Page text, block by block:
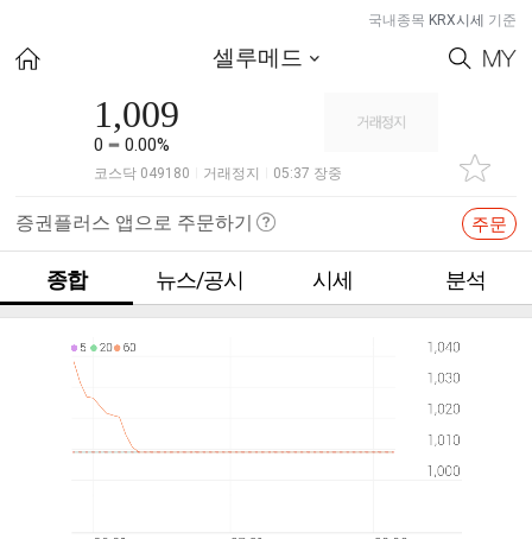
국내종목 KRX시세 기준
셀루메드
1,009
0 0.00%
코스닥 049180 거래정지 05:37 장중
증권플러스 앱으로 주문하기 주문
종합 뉴스/공시 시세 분석